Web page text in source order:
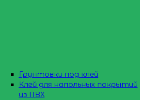
Грунтовки под клей
Клей для напольных покрытий
из ПВХ